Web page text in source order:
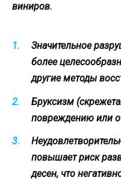
виниров.
Значительное
более
другие методы
Бруксизм
повреждению или
повышает риск
десен, что